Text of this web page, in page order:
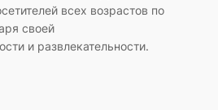
всех возрастов по
своей
и развлекательности.